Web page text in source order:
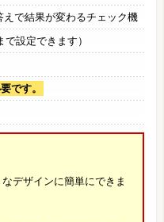
で結果が変わるチェック機
設定できます）
です。
デザインに簡単にできま